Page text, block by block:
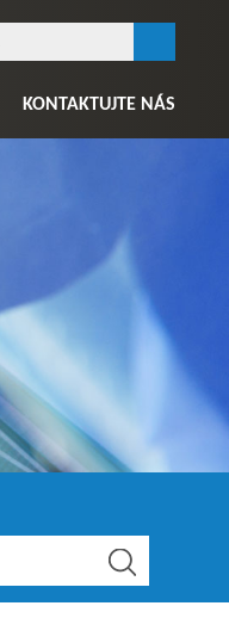
KONTAKTUJTE NÁS